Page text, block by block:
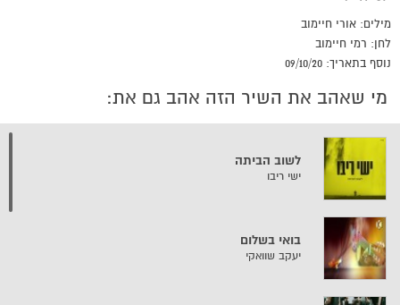
מילים: אורי חיימוב
לחן: רמי חיימוב
נוסף בתאריך: 09/10/20
מי שאהב את השיר הזה אהב גם את:
לשוב הביתה
ישי ריבו
בואי בשלום
יעקב שוואקי